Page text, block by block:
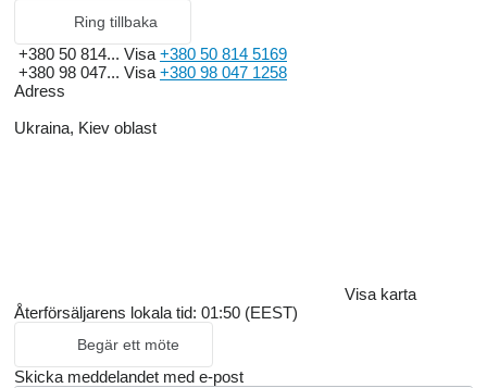
Ring tillbaka
+380 50 814... Visa +380 50 814 5169
+380 98 047... Visa +380 98 047 1258
Adress
Ukraina, Kiev oblast
Visa karta
Återförsäljarens lokala tid: 01:50 (EEST)
Begär ett möte
Skicka meddelandet med e-post